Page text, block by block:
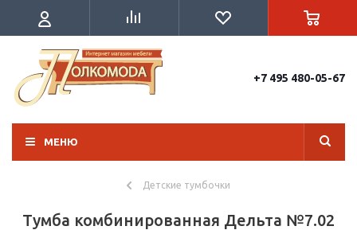
+7 495 480-05-67
МЕНЮ
Детские тумбочки
Тумба комбинированная Дельта №7.02